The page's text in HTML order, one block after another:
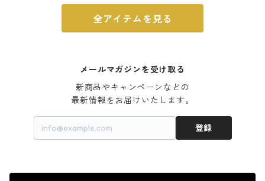
全アイテムを見る
メールマガジンを受け取る
新商品やキャンペーンなどの
最新情報をお届けいたします。
登録